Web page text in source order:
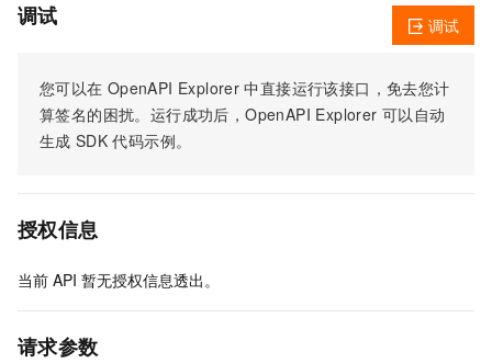
调试
您可以在 OpenAPI Explorer 中直接运行该接口，免去您计
算签名的困扰。运行成功后，OpenAPI Explorer 可以自动
生成 SDK 代码示例。
调试
授权信息
当前 API 暂无授权信息透出。
请求参数